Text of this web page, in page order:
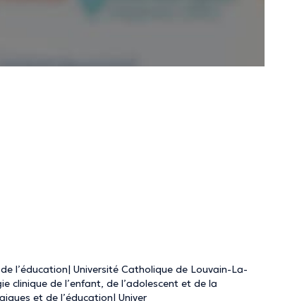
l’éducation| Université Catholique de Louvain-La-
clinique de l’enfant, de l’adolescent et de la
et de l’éducation| Univer